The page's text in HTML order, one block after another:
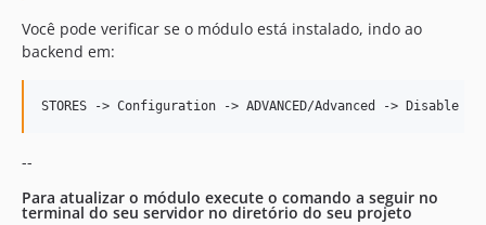
Você pode verificar se o módulo está instalado, indo ao
backend em:
--
Para atualizar o módulo execute o comando a seguir no
terminal do seu servidor no diretório do seu projeto